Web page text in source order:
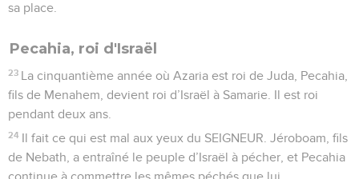
sa place.
Pecahia, roi d'Israël
23 La cinquantième année où Azaria est roi de Juda, Pecahia,
fils de Menahem, devient roi d’Israël à Samarie. Il est roi
pendant deux ans.
24 Il fait ce qui est mal aux yeux du SEIGNEUR. Jéroboam, fils
de Nebath, a entraîné le peuple d’Israël à pécher, et Pecahia
continue à commettre les mêmes péchés que lui.